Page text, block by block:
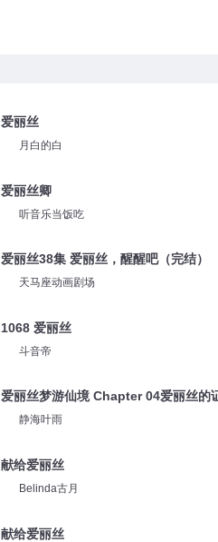
爱丽丝
月白的白
爱丽丝卿
听音乐当饭吃
爱丽丝38集 爱丽丝，醒醒吧（完结）
天马座动画剧场
1068 爱丽丝
斗音帝
爱丽丝梦游仙境 Chapter 04爱丽丝的
静海叶雨
献给爱丽丝
Belinda古月
献给爱丽丝